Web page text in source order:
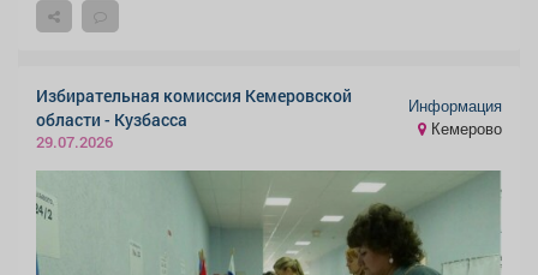
Избирательная комиссия Кемеровской
области - Кузбасса
29.07.2026
Информация
Кемерово